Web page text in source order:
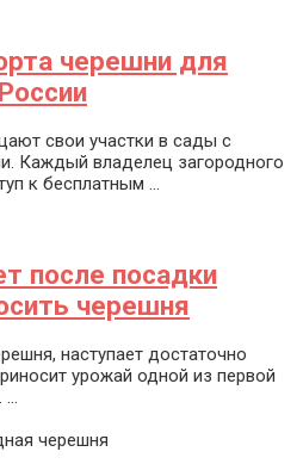
черешни для
свои участки в сады с
Каждый владелец загородного
к бесплатным ...
после посадки
черешня
наступает достаточно
урожай одной из первой